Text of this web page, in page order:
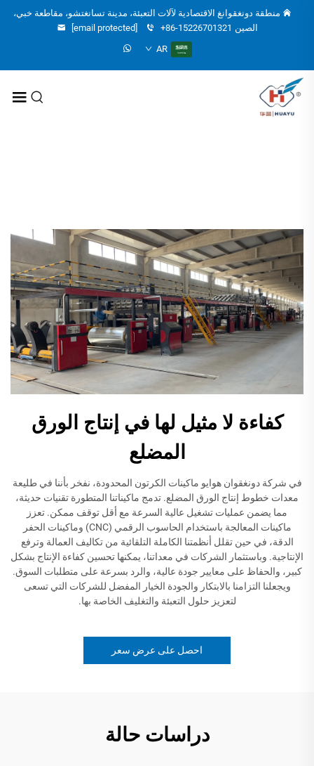
منطقة دونغقوانغ الاقتصادية لآلات التعبئة، مدينة تسانغتشو، مقاطعة خبي،
الصين +86-15226701321
[email protected]
AR
كفاءة لا مثيل لها في إنتاج الورق
المضلع
في شركة دونغقوان هوايو ماكينات الكرتون المحدودة، نفخر بأننا في طليعة
معدات خطوط إنتاج الورق المضلع. تدمج ماكيناتنا المتطورة تقنيات حديثة،
مما يضمن عمليات تشغيل عالية السرعة مع أقل توقف ممكن. تعزز
ماكينات المعالجة باستخدام الحاسوب الرقمي (CNC) وماكينات الحفر
الدقة، في حين تقلل أنظمتنا الكاملة التلقائية من تكاليف العمالة وترفع
الإنتاجية. وباستثمار الشركات في معداتنا، يمكنها تحسين كفاءة الإنتاج بشكل
كبير، والحفاظ على معايير جودة عالية، والرد بسرعة على متطلبات السوق.
ويجعلنا التزامنا بالابتكار والجودة الخيار المفضل للشركات التي تسعى
لتعزيز حلول التعبئة والتغليف الخاصة بها.
احصل على عرض سعر
دراسات حالة